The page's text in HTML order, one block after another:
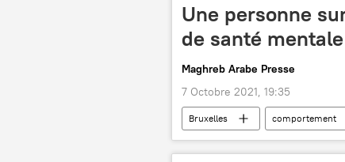
Une personne
de santé
Maghreb Arabe Presse
7 Octobre 2021, 19:35
Bruxelles comportement